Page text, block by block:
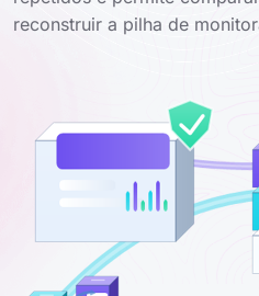
reconstruir a pilha de